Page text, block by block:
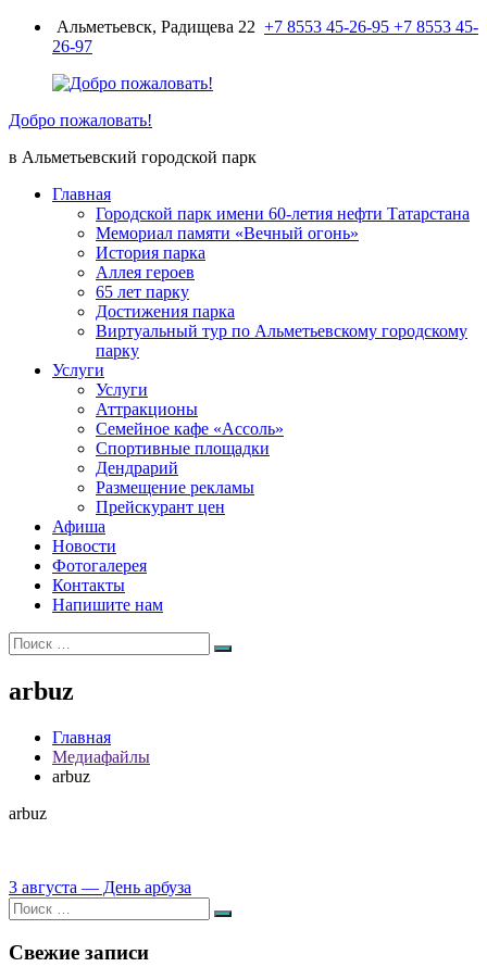
ПерейтиАльметьевск, Радищева 22 +7 8553 45-26-95 +7 8553 45-
26-97
Добро пожаловать!
в Альметьевский городской парк
Главная
Городской парк имени 60-летия нефти Татарстана
Мемориал памяти «Вечный огонь»
История парка
Аллея героев
65 лет парку
Достижения парка
Виртуальный тур по Альметьевскому городскому
парку
Услуги
Услуги
Аттракционы
Семейное кафе «Ассоль»
Спортивные площадки
Дендрарий
Размещение рекламы
Прейскурант цен
Афиша
Новости
Фотогалерея
Контакты
Напишите нам
Искать:
Поиск
arbuz
Главная
Медиафайлы
arbuz
arbuz
Навигация
по
записям
3 августа — День арбуза
Искать:
Поиск
Свежие записи